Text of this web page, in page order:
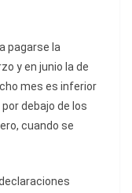
pagarse la
y en junio la de
mes es inferior
debajo de los
cuando se